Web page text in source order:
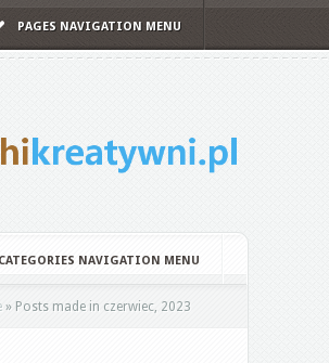
PAGES NAVIGATION MENU
CATEGORIES NAVIGATION MENU
» Posts made in czerwiec, 2023